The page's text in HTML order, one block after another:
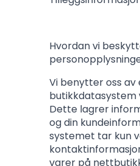
Hvordan vi
Vi benytter oss av
butikkdatasystem
Dette lagrer
og din
systemet tar kun
varer på